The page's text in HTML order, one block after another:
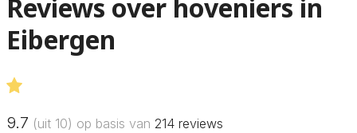
Reviews over hoveniers in
Eibergen
9.7 (uit 10) op basis van 214 reviews